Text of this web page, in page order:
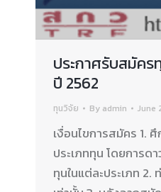
ประกาศรับสมัคร
ปี 2562
ทุนวิจัย By admin June
เงื่อนไขการสมัคร 1.
ประเภททุน โดยการด
ทุนในแต่ละประเภท 2.